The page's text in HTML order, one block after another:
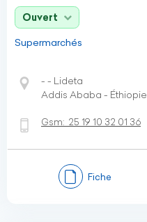
Ouvert
Supermarchés
- - Lideta
Addis Ababa - Éthiopie
Gsm: 25 19 10 32 01 36
Fiche